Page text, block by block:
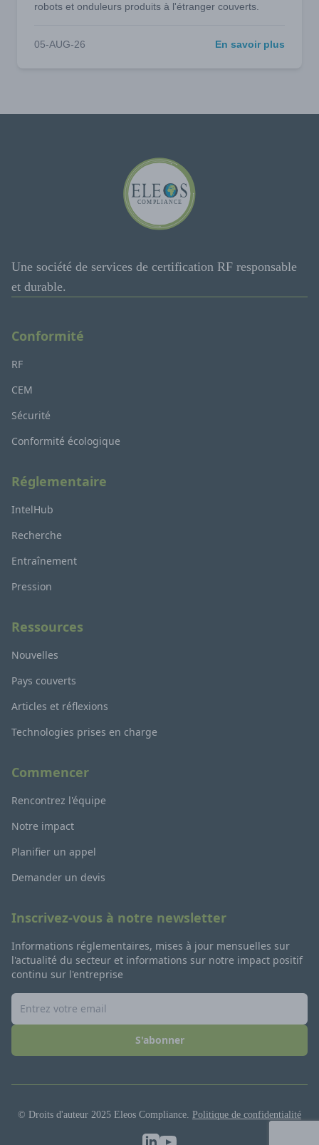
robots et onduleurs produits à l'étranger couverts.
05-AUG-26 En savoir plus
Une société de services de certification RF responsable
et durable.
Conformité
RF
CEM
Sécurité
Conformité écologique
Réglementaire
IntelHub
Recherche
Entraînement
Pression
Ressources
Nouvelles
Pays couverts
Articles et réflexions
Technologies prises en charge
Commencer
Rencontrez l'équipe
Notre impact
Planifier un appel
Demander un devis
Inscrivez-vous à notre newsletter
Informations réglementaires, mises à jour mensuelles sur
l'actualité du secteur et informations sur notre impact positif
continu sur l'entreprise
S'abonner
© Droits d'auteur 2025 Eleos Compliance. Politique de confidentialité